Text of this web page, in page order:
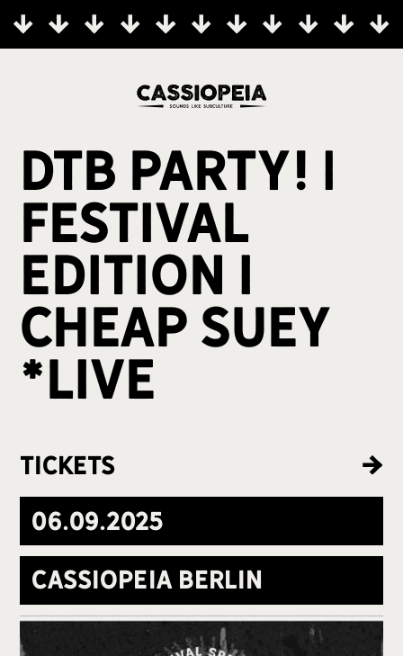
DtB Party! |
FESTIVAL
EDITION I
Cheap Suey
*LIVE
Tickets
06.09.2025
Cassiopeia Berlin